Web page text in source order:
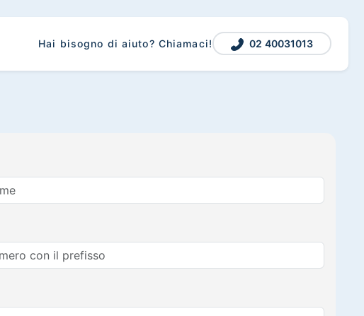
Hai bisogno di aiuto? Chiamaci! 02 40031013